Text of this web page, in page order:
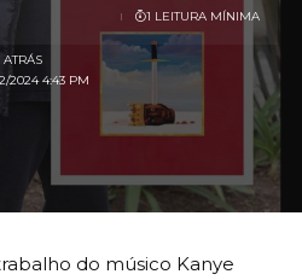
2024 4:43 PM
1 LEITURA MÍNIMA
do músico Kanye